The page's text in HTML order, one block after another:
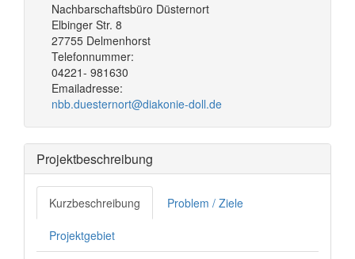
Nachbarschaftsbüro Düsternort
Elbinger Str. 8
27755 Delmenhorst
Telefonnummer:
04221- 981630
Emailadresse:
nbb.duesternort@diakonie-doll.de
Projektbeschreibung
Kurzbeschreibung Problem / Ziele
Projektgebiet